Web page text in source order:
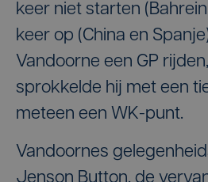
keer niet starten
keer op (China en
Vandoorne een GP
sprokkelde hij met een
meteen een WK-punt.
Vandoornes